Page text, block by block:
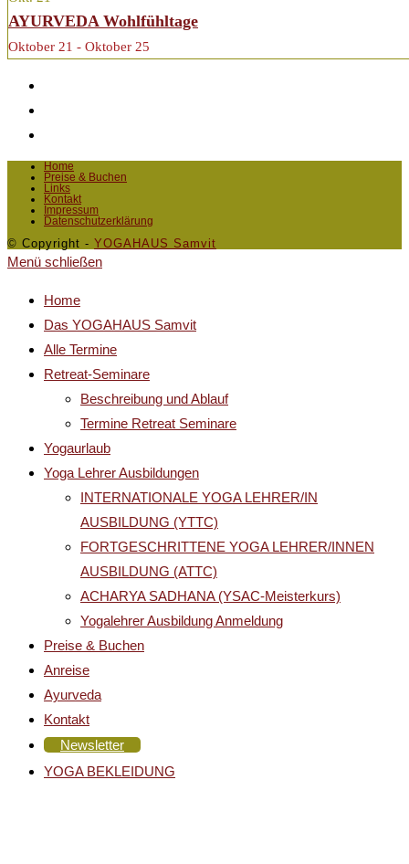
AYURVEDA Wohlfühltage
Oktober 21 - Oktober 25
Home
Preise & Buchen
Links
Kontakt
Impressum
Datenschutzerklärung
© Copyright - YOGAHAUS Samvit
Menü schließen
Home
Das YOGAHAUS Samvit
Alle Termine
Retreat-Seminare
Beschreibung und Ablauf
Termine Retreat Seminare
Yogaurlaub
Yoga Lehrer Ausbildungen
INTERNATIONALE YOGA LEHRER/IN
AUSBILDUNG (YTTC)
FORTGESCHRITTENE YOGA LEHRER/INNEN
AUSBILDUNG (ATTC)
ACHARYA SADHANA (YSAC-Meisterkurs)
Yogalehrer Ausbildung Anmeldung
Preise & Buchen
Anreise
Ayurveda
Kontakt
Newsletter
YOGA BEKLEIDUNG